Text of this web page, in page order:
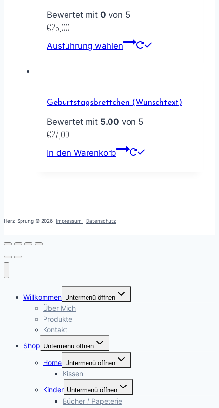
Bewertet mit 0 von 5
€25,00
Ausführung wählen
Geburtstagsbrettchen (Wunschtext)
Bewertet mit 5.00 von 5
€27,00
In den Warenkorb
Herz_Sprung © 2026 | Impressum Datenschutz
Willkommen Untermenü öffnen
Über Mich
Produkte
Kontakt
Shop Untermenü öffnen
Home Untermenü öffnen
Kissen
Kinder Untermenü öffnen
Bücher / Papeterie